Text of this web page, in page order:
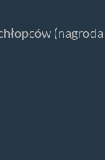
(nagroda